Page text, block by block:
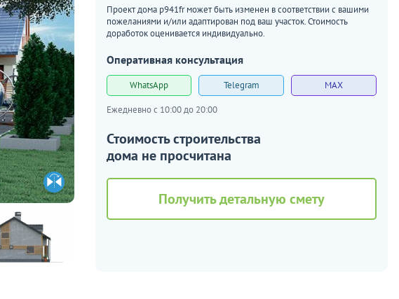
Проект дома p941fr может быть изменен в соответствии с вашими
пожеланиями и/или адаптирован под ваш участок. Стоимость
доработок оценивается индивидуально.
Оперативная консультация
WhatsApp Telegram MAX
Ежедневно с 10:00 до 20:00
Стоимость строительства
дома не просчитана
Получить детальную смету